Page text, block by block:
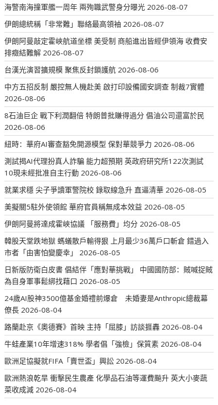
海警南海撞軍艦一周年 兩殉職武警身分曝光 2026-08-07
伊朗總統稱「非常難」聯絡最高領袖 2026-08-07
伊朗阿曼敲定霍峽航道坐標 美受制 商船進出皆經伊領海 收費安
排癥結難解 2026-08-07
台漢光演習擴規模 聚焦反封鎖護航 2026-08-06
中方五招反制 嚴控無人機赴美 啟打印設備國安調查 制裁7實體
2026-08-06
8石油巨企 戰下利潤翻倍 特朗普批賺得過分 倡油公司還富於民
2026-08-06
紐時：華府AI審查豁免開源模型 保對華競爭力 2026-08-06
測試揭AI代理扮真人詐騙 能力超預期 英政府研究所122次測試
10現未經批准自主行動 2026-08-06
就業求穩 尖子爭讀軍警院校 錄取線急升 直逼清華 2026-08-05
美擬關5駐外使領館 華府官員稱無成本效益 2026-08-05
伊朗阿曼將達成霍峽協議 「服務費」均分 2026-08-05
韓股天堂跌地獄 螞蟻散戶輸得狠 上月最少36萬戶口斬倉 錯過入
市者「由害怕變慶幸」
2026-08-05
日新版防衛白皮書 倡結伴「應對華挑戰」 中國國防部：賊喊捉賊
為自身軍事鬆綁找藉口 2026-08-05
24歲AI股神3500億基金婚禮前爆倉 未婚妻是Anthropic總裁幕
僚長 2026-08-04
路蘭赴京《奧德賽》首映 主持「屈膝」訪談捱轟 2026-08-04
牛蛙產業10年增速318% 學者倡「強檢」保質素 2026-08-04
歐洲足協擬就FIFA「賣世盃」興訟 2026-08-04
歐洲熱浪乾旱 衝擊民生農產 化學品石油等運費飈升 英大小麥蔬
菜收成減 2026-08-04